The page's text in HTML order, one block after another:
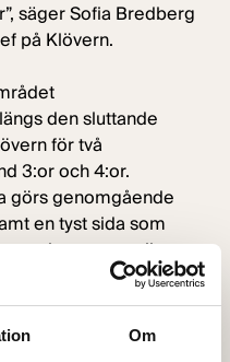
Om
säger Sofia Bredberg
på Klövern.
den sluttande
för två
3:or och 4:or.
görs genomgående
en tyst sida som
bevaras mellan
få naturliga och väl
och berg.
läge med